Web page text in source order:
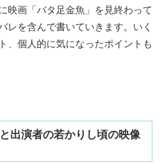
映画「バタ足金魚」を見終わって
レを含んで書いていきます。いく
、個人的に気になったポイントも
出演者の若かりし頃の映像